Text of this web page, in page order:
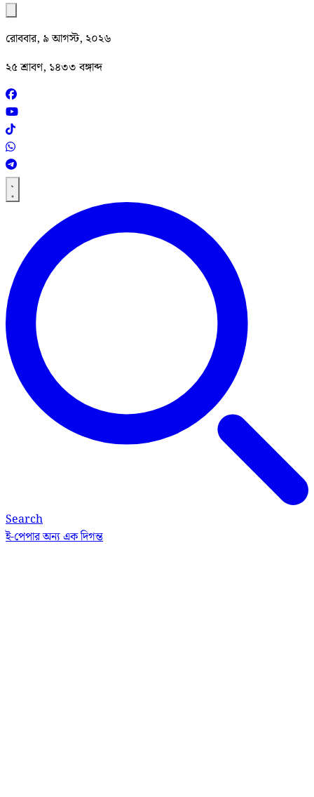
রোববার, ৯ আগস্ট, ২০২৬
২৫ শ্রাবণ, ১৪৩৩ বঙ্গাব্দ
Search
ই-পেপারঅন্য এক দিগন্ত